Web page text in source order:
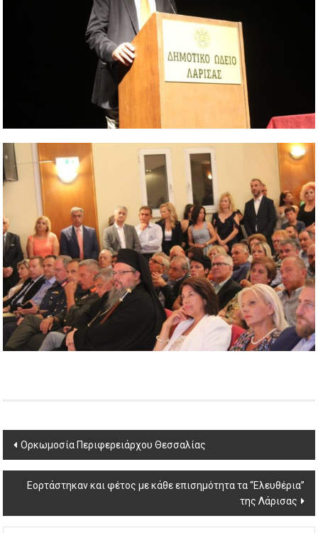
Post
navigation
Ορκωμοσία Περιφερειάρχου Θεσσαλίας
Εορτάστηκαν και φέτος με κάθε επισημότητα τα “Ελευθέρια”
της Λάρισας